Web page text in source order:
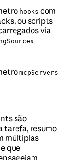
hooks com
ou scripts
via
mcpServers
são
tarefa, resumo
múltiplas
que